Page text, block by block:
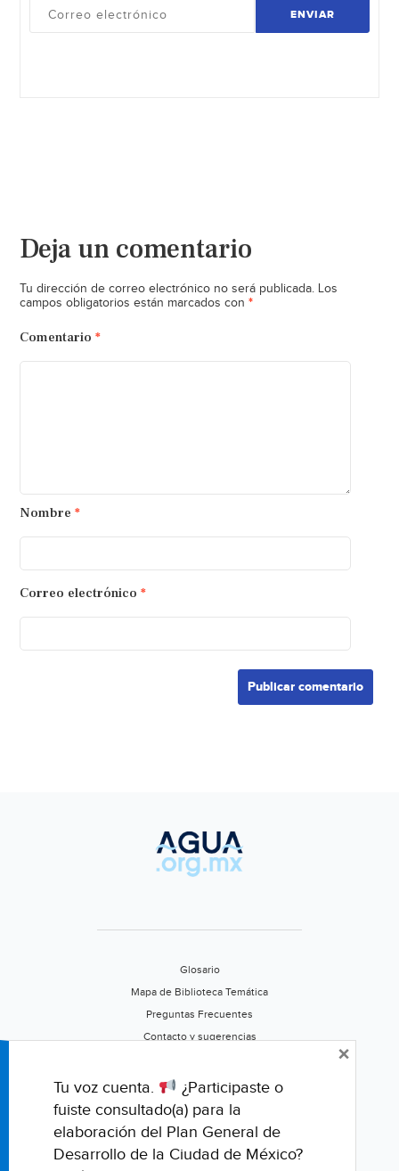
ENVIAR
Deja un comentario
Tu dirección de correo electrónico no será publicada. Los
campos obligatorios están marcados con *
Comentario *
Nombre *
Correo electrónico *
Glosario
Mapa de Biblioteca Temática
Preguntas Frecuentes
Contacto y sugerencias
Califica este portal
Tu voz cuenta.
¿Participaste o
fuiste consultado(a) para la
elaboración del Plan General de
Desarrollo de la Ciudad de México?
×